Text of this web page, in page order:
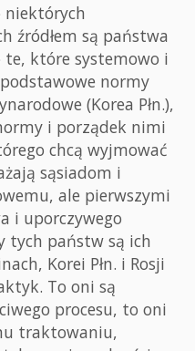
niektórych
źródłem są państwa
które systemowo i
normy
(Korea Płn.),
i porządek nimi
chcą wyjmować
sąsiadom i
ale pierwszymi
i uporczywego
tych państw są ich
Korei Płn. i Rosji
To oni są
procesu, to oni
traktowaniu,